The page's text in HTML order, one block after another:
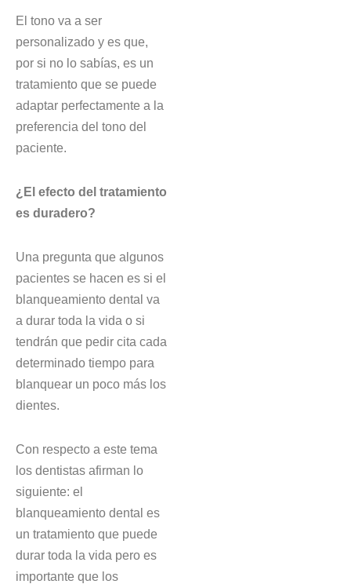
El tono va a ser
personalizado y es que,
por si no lo sabías, es un
tratamiento que se puede
adaptar perfectamente a la
preferencia del tono del
paciente.
¿El efecto del tratamiento
es duradero?
Una pregunta que algunos
pacientes se hacen es si el
blanqueamiento dental va
a durar toda la vida o si
tendrán que pedir cita cada
determinado tiempo para
blanquear un poco más los
dientes.
Con respecto a este tema
los dentistas afirman lo
siguiente: el
blanqueamiento dental es
un tratamiento que puede
durar toda la vida pero es
importante que los